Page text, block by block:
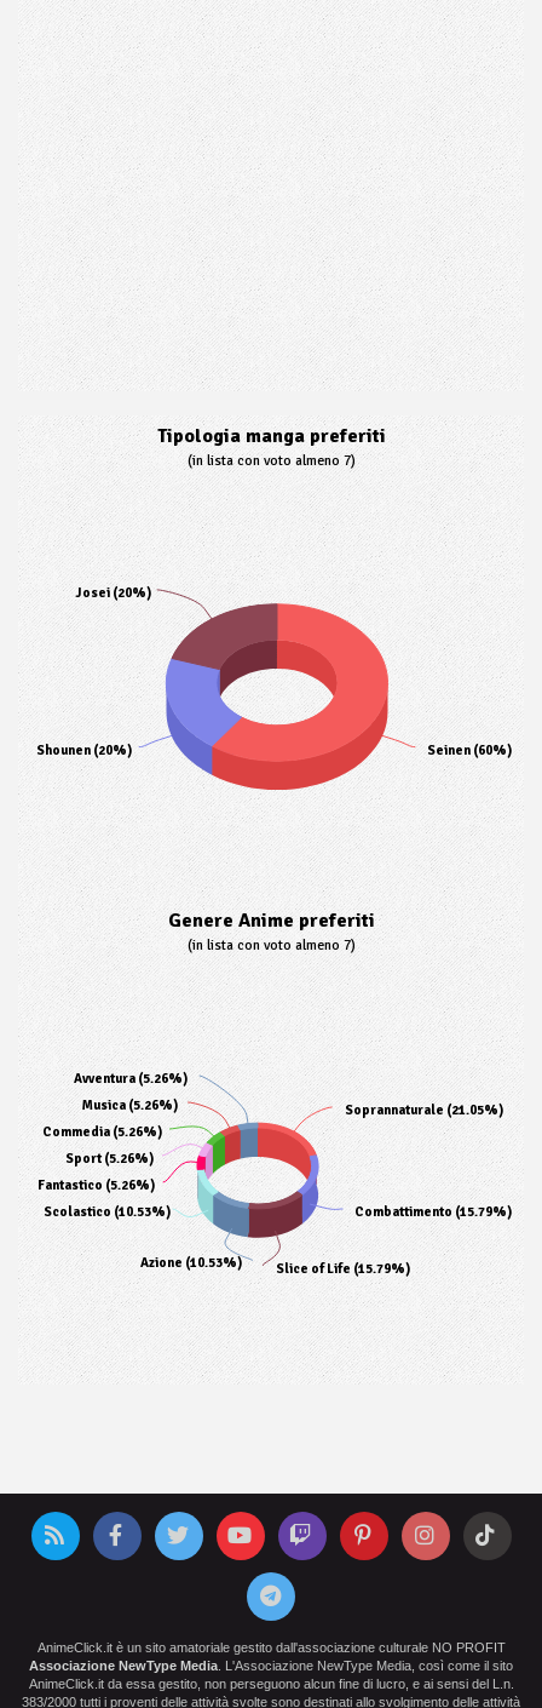
Tipologia manga preferiti
(in lista con voto almeno 7)
Seinen (60%)
Shounen (20%)
Josei (20%)
Genere Anime preferiti
(in lista con voto almeno 7)
Soprannaturale (21.05%)
Combattimento (15.79%)
Slice of Life (15.79%)
Azione (10.53%)
Scolastico (10.53%)
Fantastico (5.26%)
Sport (5.26%)
Commedia (5.26%)
Musica (5.26%)
Avventura (5.26%)
AnimeClick.it è un sito amatoriale gestito dall'associazione culturale NO PROFIT
Associazione NewType Media . L'Associazione NewType Media, così come il sito
AnimeClick.it da essa gestito, non perseguono alcun fine di lucro, e ai sensi del L.n.
383/2000 tutti i proventi delle attività svolte sono destinati allo svolgimento delle attività